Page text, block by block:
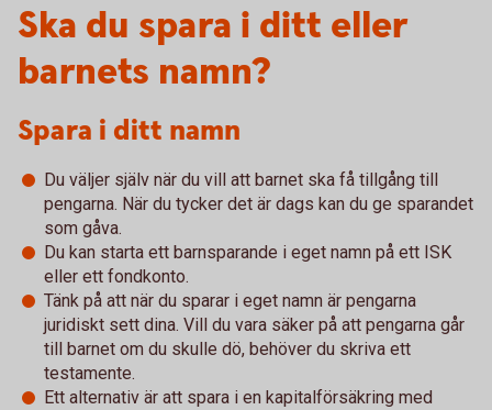
Ska du spara i ditt eller
barnets namn?
Spara i ditt namn
Du väljer själv när du vill att barnet ska få tillgång till
pengarna. När du tycker det är dags kan du ge sparandet
som gåva.
Du kan starta ett barnsparande i eget namn på ett ISK
eller ett fondkonto.
Tänk på att när du sparar i eget namn är pengarna
juridiskt sett dina. Vill du vara säker på att pengarna går
till barnet om du skulle dö, behöver du skriva ett
testamente.
Ett alternativ är att spara i en kapitalförsäkring med